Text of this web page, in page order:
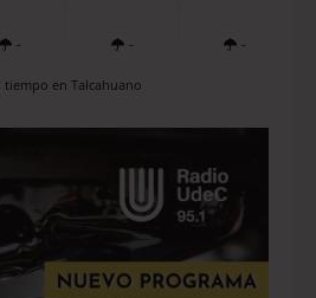
- - -
tiempo en Talcahuano